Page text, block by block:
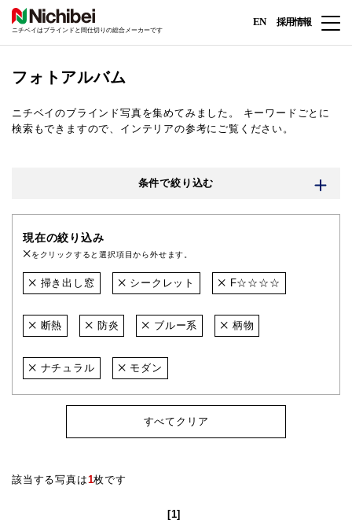
ニチベイはブラインドと間仕切りの総合メーカーです
EN 採用情報
フォトアルバム
ニチベイのブラインド写真を集めてみました。
キーワードごとに
検索もできますので、インテリアの参考にご覧ください。
条件で絞り込む
現在の絞り込み
をクリックすると選択項目から外せます。
掃き出し窓 シークレット F☆☆☆☆
断熱 防炎 ブルー系 柄物
ナチュラル モダン
すべてクリア
該当する写真は1枚です
[1]